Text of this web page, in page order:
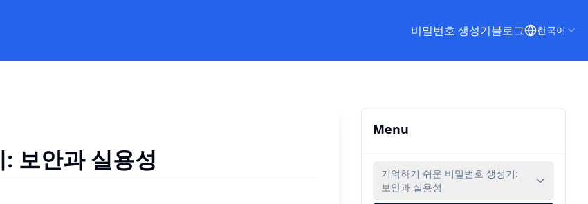
비밀번호 생성기블로그 한국어
보안과 실용성
Menu
기억하기 쉬운 비밀번호 생성기:
보안과 실용성